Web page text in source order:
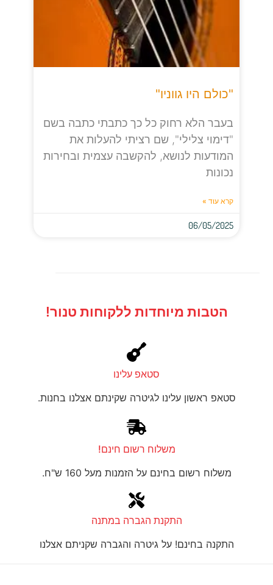
"כולם היו גווניו"
בעבר הלא רחוק כל כך כתבתי כתבה בשם
"דימוי צלילי", שם רציתי להעלות את
המודעות לנושא, להקשבה עצמית ובחירות
נכונות
קרא עוד »
06/05/2025
הטבות מיוחדות ללקוחות טנור!
סטאפ עלינו
סטאפ ראשון עלינו לגיטרה שקינתם אצלנו בחנות.
משלוח רשום חינם!
משלוח רשום בחינם על הזמנות מעל 160 ש"ח.
התקנת הגברה במתנה
התקנה בחינם! על גיטרה והגברה שקניתם אצלנו